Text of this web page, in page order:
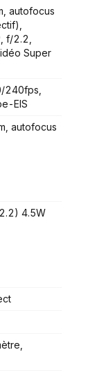
autofocus
f/2.2,
Super
240fps,
EIS
autofocus
4.5W